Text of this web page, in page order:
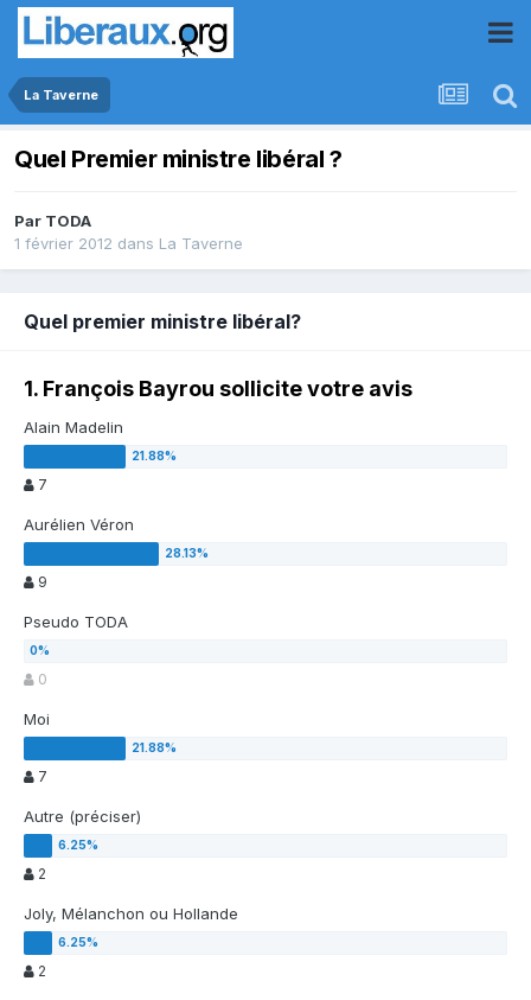
La Taverne
Quel Premier ministre libéral ?
Par TODA
1 février 2012 dans La Taverne
Quel premier ministre libéral?
1. François Bayrou sollicite votre avis
Alain Madelin
7
Aurélien Véron
9
Pseudo TODA
0
Moi
7
Autre (préciser)
2
Joly, Mélanchon ou Hollande
2